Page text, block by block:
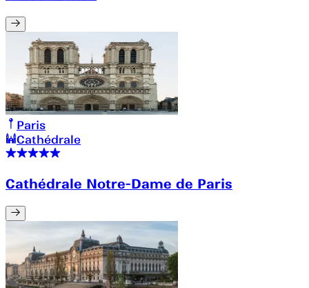
Paris
Cathédrale
Cathédrale Notre-Dame de Paris